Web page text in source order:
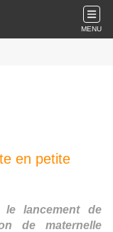
MENU
en petite
lancement de
de maternelle